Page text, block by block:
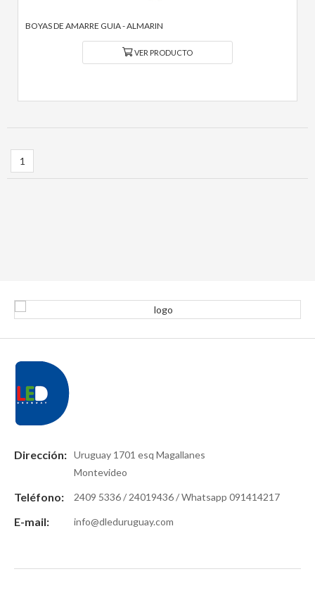
BOYAS DE AMARRE GUIA - ALMARIN
VER PRODUCTO
1
Dirección:Uruguay 1701 esq Magallanes
Montevideo
Teléfono:2409 5336 / 24019436 / Whatsapp 091414217
E-mail: info@dleduruguay.com